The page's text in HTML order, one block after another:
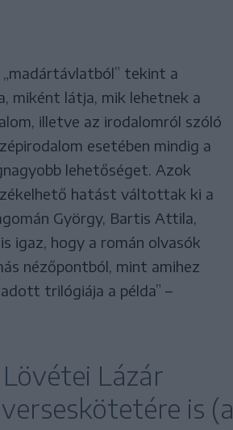
tekint a
miként látja, mik lehetnek a
illetve az irodalomról szóló
esetében mindig a
lehetőséget. Azok
hatást váltottak ki a
György, Bartis Attila,
igaz, hogy a román olvasók
nézőpontból, mint amihez
trilógiája a példa” –
Lázár
is (a